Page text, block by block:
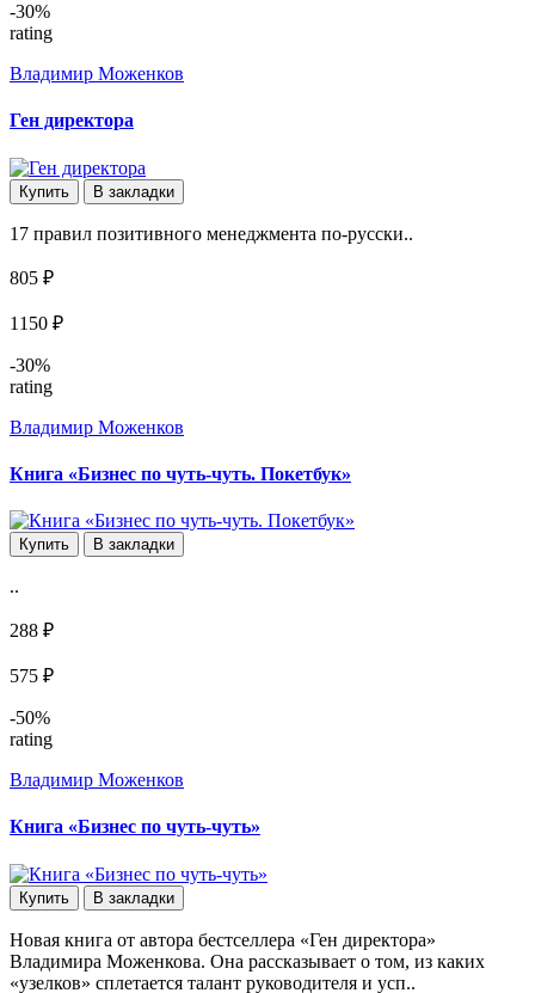
-30%
rating
Владимир Моженков
Ген директора
Купить В закладки
17 правил позитивного менеджмента по-русски..
805 ₽
1150 ₽
-30%
rating
Владимир Моженков
Книга «Бизнес по чуть-чуть. Покетбук»
Купить В закладки
..
288 ₽
575 ₽
-50%
rating
Владимир Моженков
Книга «Бизнес по чуть-чуть»
Купить В закладки
Новая книга от автора бестселлера «Ген директора»
Владимира Моженкова. Она рассказывает о том, из каких
«узелков» сплетается талант руководителя и усп..